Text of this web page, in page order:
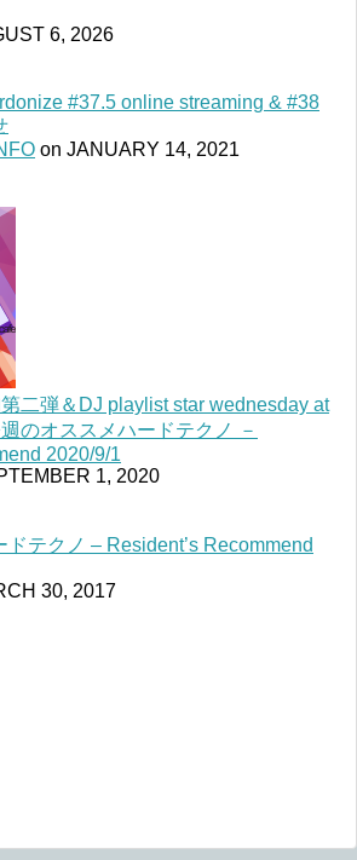
6, 2026
#37.5 online streaming & #38
on JANUARY 14, 2021
二弾＆DJ playlist star wednesday at
のオススメハードテクノ －
2020/9/1
1, 2020
テクノ – Resident’s Recommend
30, 2017